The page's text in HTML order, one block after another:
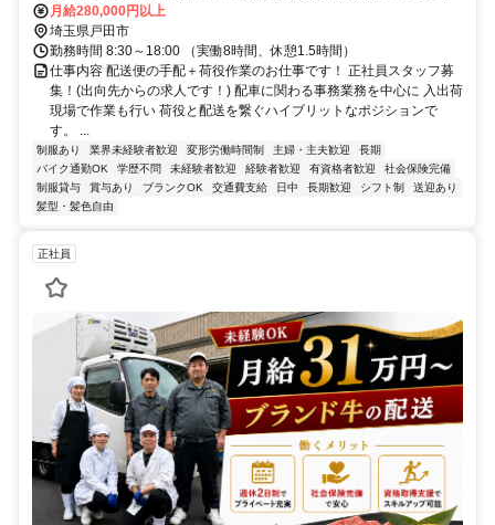
月給280,000円以上
埼玉県戸田市
勤務時間 8:30～18:00 （実働8時間、休憩1.5時間）
仕事内容 配送便の手配＋荷役作業のお仕事です！ 正社員スタッフ募
集！(出向先からの求人です！) 配車に関わる事務業務を中心に 入出荷
現場で作業も行い 荷役と配送を繋ぐハイブリットなポジションで
す。 ...
制服あり 業界未経験者歓迎 変形労働時間制 主婦・主夫歓迎
長期
バイク通勤OK
学歴不問 未経験者歓迎 経験者歓迎 有資格者歓迎
社会保険完備
制服貸与
賞与あり ブランクOK 交通費支給 日中 長期歓迎 シフト制
送迎あり
髪型・髪色自由
正社員